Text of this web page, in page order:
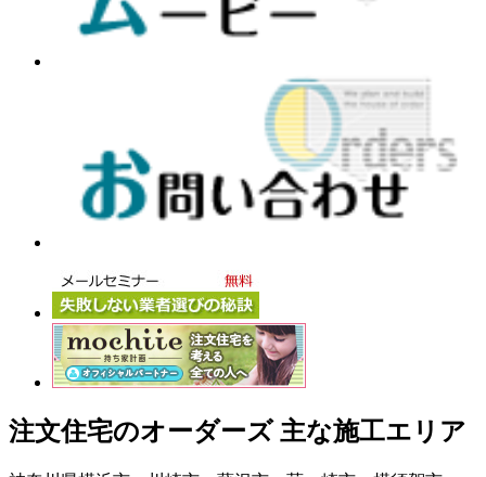
注文住宅のオーダーズ 主な施工エリア